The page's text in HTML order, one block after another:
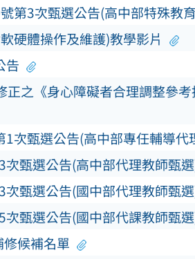
第3次甄選公告(高中部特殊教
硬體操作及維護)教學影片
告
之《身心障礙者合理調整參
次甄選公告(高中部專任輔導代
甄選公告(高中部代理教師甄
甄選公告(國中部代理教師甄
甄選公告(國中部代課教師甄
候補名單